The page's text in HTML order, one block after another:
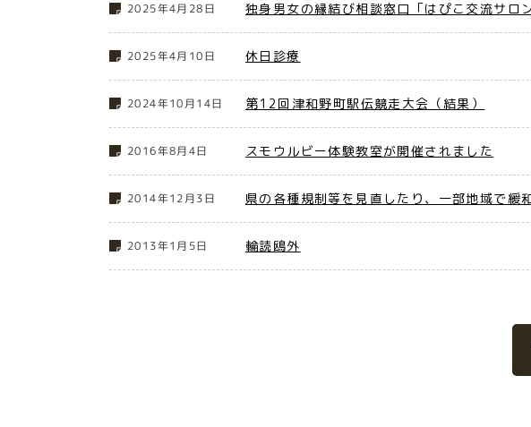
2025年4月28日 独身男女の縁結び相談窓口「はぴこ交流サロ
2025年4月10日 休日診療
2024年10月14日 第12回津和野町駅伝競走大会（結果）
2016年8月4日 スモウルビー体験教室が開催されました
2014年12月3日 県の各種規制等を見直したり、一部地域で緩
2013年1月5日 輪読鴎外